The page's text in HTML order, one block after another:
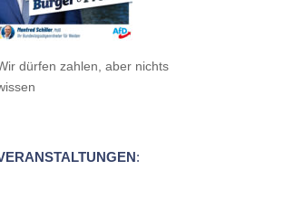
dürfen zahlen, aber nichts
: